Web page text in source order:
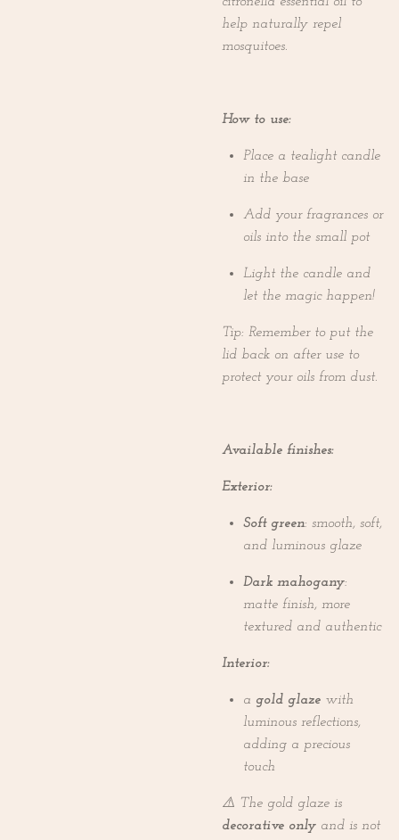
help naturally repel
mosquitoes.
How to use:
Place a tealight candle
in the base
Add your fragrances or
oils into the small pot
Light the candle and
let the magic happen!
Tip: Remember to put the
lid back on after use to
protect your oils from dust.
Available finishes:
Exterior:
Soft green: smooth, soft,
and luminous glaze
Dark mahogany:
matte finish, more
textured and authentic
Interior:
a gold glaze with
luminous reflections,
adding a precious
touch
⚠️ The gold glaze is
decorative only and is not